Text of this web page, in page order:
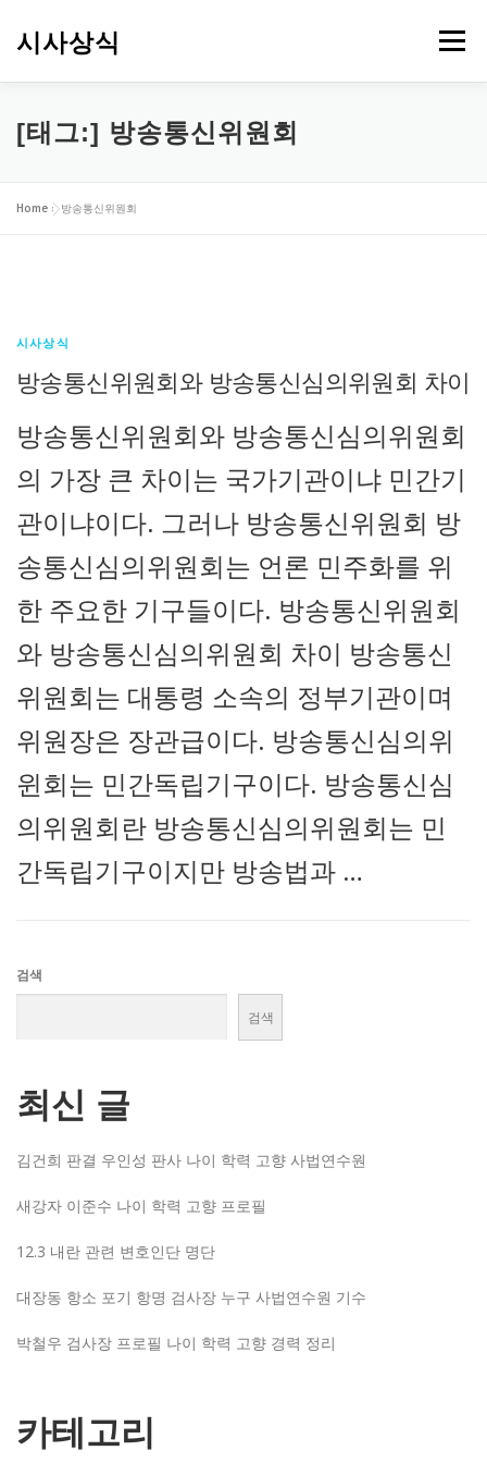
시사상식 메뉴
[태그:] 방송통신위원회
Home »방송통신위원회
시사상식
방송통신위원회와 방송통신심의위원회 차이
방송통신위원회와 방송통신심의위원회
의 가장 큰 차이는 국가기관이냐 민간기
관이냐이다. 그러나 방송통신위원회 방
송통신심의위원회는 언론 민주화를 위
한 주요한 기구들이다. 방송통신위원회
와 방송통신심의위원회 차이 방송통신
위원회는 대통령 소속의 정부기관이며
위원장은 장관급이다. 방송통신심의위
윈회는 민간독립기구이다. 방송통신심
의위원회란 방송통신심의위원회는 민
간독립기구이지만 방송법과 …
검색
검색
최신 글
김건희 판결 우인성 판사 나이 학력 고향 사법연수원
새강자 이준수 나이 학력 고향 프로필
12.3 내란 관련 변호인단 명단
대장동 항소 포기 항명 검사장 누구 사법연수원 기수
박철우 검사장 프로필 나이 학력 고향 경력 정리
카테고리